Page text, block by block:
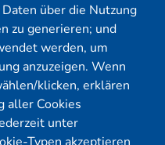
über die Nutzung
zu generieren; und
werden, um
anzuzeigen. Wenn
klicken, erklären
aller Cookies
unter